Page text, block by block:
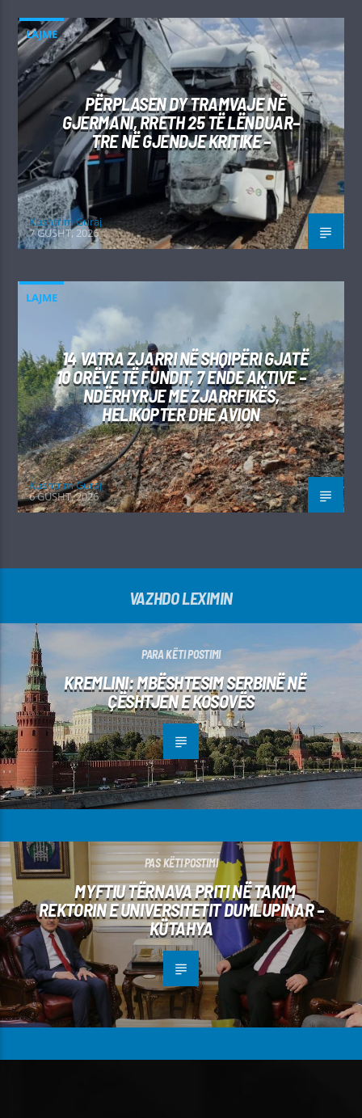
LAJME
PËRPLASEN DY TRAMVAJE NË
GJERMANI, RRETH 25 TË LËNDUAR–
TRE NË GJENDJE KRITIKE –
Kushtrim Guraj
7 GUSHT, 2026
LAJME
14 VATRA ZJARRI NË SHQIPËRI GJATË
10 ORËVE TË FUNDIT, 7 ENDE AKTIVE –
NDËRHYRJE ME ZJARRFIKËS,
HELIKOPTER DHE AVION
Kushtrim Guraj
6 GUSHT, 2026
VAZHDO LEXIMIN
PARA KËTI POSTIMI
KREMLINI: MBËSHTESIM SERBINË NË
ÇËSHTJEN E KOSOVËS
PAS KËTI POSTIMI
MYFTIU TËRNAVA PRITI NË TAKIM
REKTORIN E UNIVERSITETIT DUMLUPINAR –
KÜTAHYA